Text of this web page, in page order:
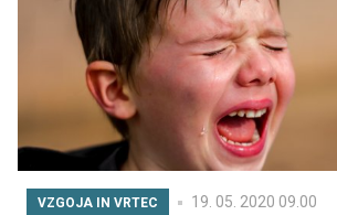
VZGOJA IN VRTEC 19. 05. 2020 09.00